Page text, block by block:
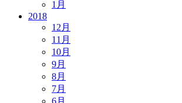
1月
2018
12月
11月
10月
9月
8月
7月
6月